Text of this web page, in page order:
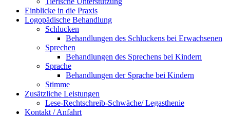
Einblicke in die Praxis
Logopädische Behandlung
Schlucken
Behandlungen des Schluckens bei Erwachsenen
Sprechen
Behandlungen des Sprechens bei Kindern
Sprache
Behandlungen der Sprache bei Kindern
Stimme
Zusätzliche Leistungen
Lese-Rechtschreib-Schwäche/ Legasthenie
Kontakt / Anfahrt